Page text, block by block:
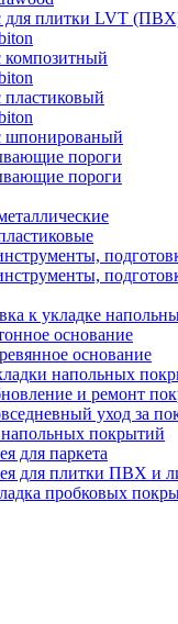
для плитки LVT
композитный
шпонированый
пороги
пороги
к укладке
основание
основание
напольных
и ремонт
уход за
покрытий
для паркета
для плитки ПВХ и
пробковых